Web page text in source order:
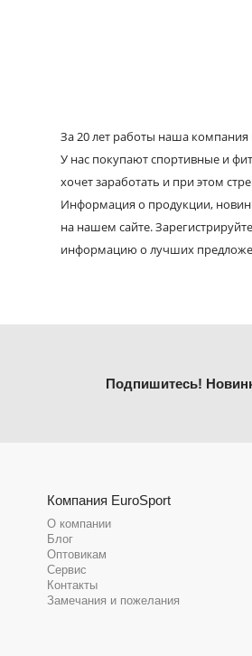
За 20 лет работы наша
У нас покупают спортивные и
хочет заработать и при этом
Информация о продукции,
на нашем сайте.
информацию о лучших
Подпишитесь!
Компания EuroSport
О компании
Блог
Оптовикам
Сервис
Контакты
Замечания и пожелания